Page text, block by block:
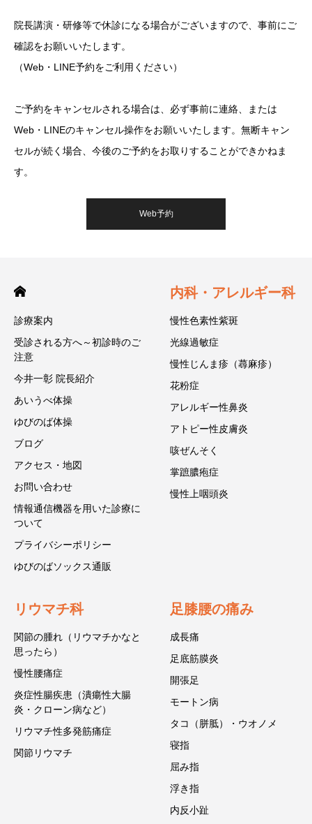
院長講演・研修等で休診になる場合がございますので、事前にご
確認をお願いいたします。
（Web・LINE予約をご利用ください）
ご予約をキャンセルされる場合は、必ず事前に連絡、または
Web・LINEのキャンセル操作をお願いいたします。無断キャン
セルが続く場合、今後のご予約をお取りすることができかねま
す。
Web予約
診療案内
受診される方へ～初診時のご
注意
今井一彰 院長紹介
あいうべ体操
ゆびのば体操
ブログ
アクセス・地図
お問い合わせ
情報通信機器を用いた診療に
ついて
プライバシーポリシー
ゆびのばソックス通販
内科・アレルギー科
慢性色素性紫斑
光線過敏症
慢性じんま疹（蕁麻疹）
花粉症
アレルギー性鼻炎
アトピー性皮膚炎
咳ぜんそく
掌蹠膿疱症
慢性上咽頭炎
リウマチ科
関節の腫れ（リウマチかなと
思ったら）
慢性腰痛症
炎症性腸疾患（潰瘍性大腸
炎・クローン病など）
リウマチ性多発筋痛症
関節リウマチ
足膝腰の痛み
成長痛
足底筋膜炎
開張足
モートン病
タコ（胼胝）・ウオノメ
寝指
屈み指
浮き指
内反小趾